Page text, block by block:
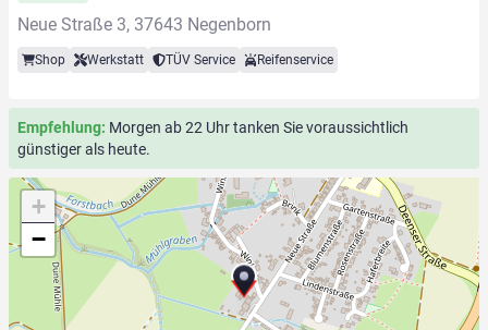
Neue Straße 3, 37643 Negenborn
Shop Werkstatt TÜV Service Reifenservice
Empfehlung: Morgen ab 22 Uhr tanken Sie voraussichtlich
günstiger als heute.
+
−